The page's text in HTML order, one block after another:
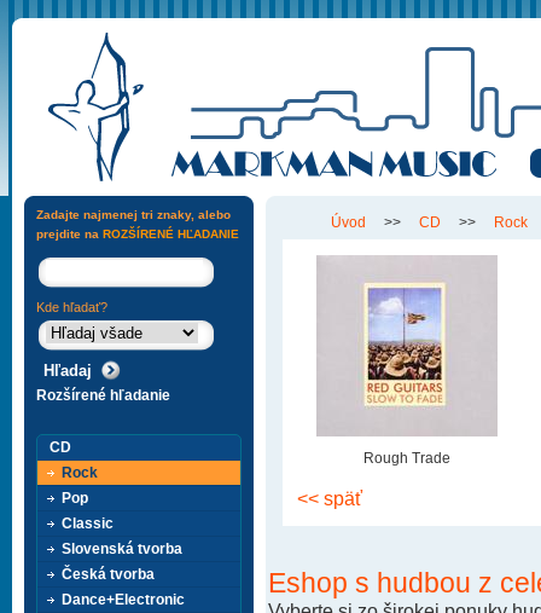
Úvod >> CD >> Rock
Rough Trade
<< späť
Eshop s hudbou z
Zadajte najmenej tri znaky, alebo
prejdite na ROZŠÍRENÉ HĽADANIE
Kde hľadať?
Rozšírené hľadanie
CD
Rock
Pop
Classic
Slovenská tvorba
Česká tvorba
Dance+Electronic